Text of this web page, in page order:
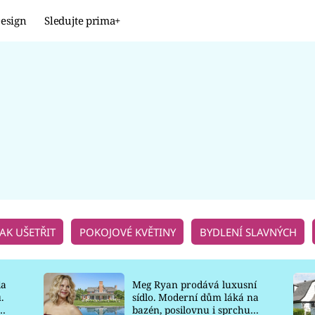
Sledujte prima+
UŠETŘIT POKOJOVÉ KVĚTINY BYDLENÍ SLAVNÝCH
Meg Ryan prodává luxusní
sídlo. Moderní dům láká na
bazén, posilovnu i sprchu